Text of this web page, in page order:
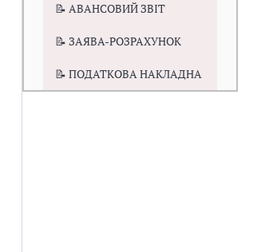
📝 АВАНСОВИЙ ЗВІТ
📝 ЗАЯВА-РОЗРАХУНОК
📝 ПОДАТКОВА НАКЛАДНА